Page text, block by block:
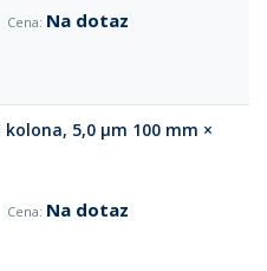
Na dotaz
kolona, 5,0 µm 100 mm ×
Na dotaz